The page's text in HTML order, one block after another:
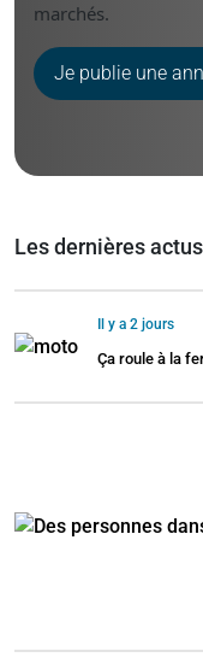
marchés.
Je publie une
Les dernières actus
Il y a 2 jours
Ça roule à la